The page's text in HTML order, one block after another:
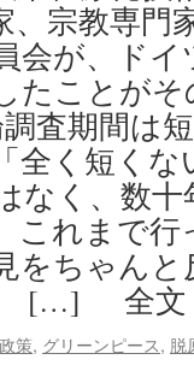
、宗教専門
会が、ド
たことが
査期間は
全く短く
なく、数
これまで
をちゃん
。 […] 全文
策, グリーンピース, 脱